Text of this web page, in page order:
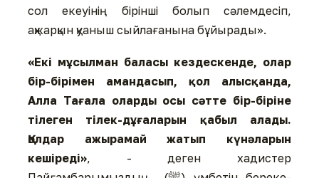
сол екеуінің бірінші болып сәлемдесіп,
ақжарқын қуаныш сыйлағанына бұйырады».
«Екі мұсылман баласы кездескенде, олар
бір-бірімен амандасып, қол алысқанда,
Алла Тағала оларды осы сәтте бір-біріне
тілеген тілек-дұғаларын қабыл алады.
Қолдар ажырамай жатып күнәларын
кешіреді», - деген хадистер